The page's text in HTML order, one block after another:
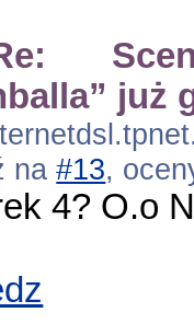
już
na#13,
4? O.o